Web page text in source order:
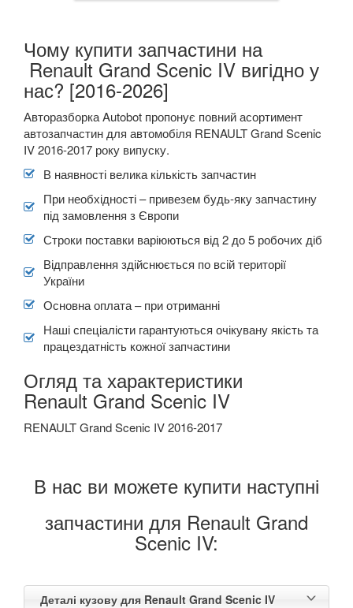
Чому купити запчастини на
Renault Grand Scenic IV вигідно у
нас? [2016-2026]
Авторазборка Autobot пропонує повний асортимент
автозапчастин для автомобіля RENAULT Grand Scenic
IV 2016-2017 року випуску.
В наявності велика кількість запчастин
При необхідності – привезем будь-яку запчастину
під замовлення з Європи
Строки поставки варіюються від 2 до 5 робочих діб
Відправлення здійснюється по всій території
України
Основна оплата – при отриманні
Наші спеціалісти гарантуються очікувану якість та
працездатність кожної запчастини
Огляд та характеристики
Renault Grand Scenic IV
RENAULT Grand Scenic IV 2016-2017
В нас ви можете купити наступні
запчастини для Renault Grand
Scenic IV:
Деталі кузову для Renault Grand Scenic IV